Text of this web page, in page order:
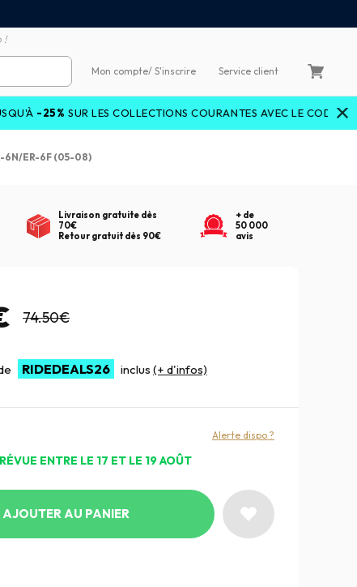
!
Mon compte/ S'inscrire Service client
SUR LES COLLECTIONS COURANTES AVEC LE CODE
6N/ER-6F (05-08)
Livraison gratuite dès
70€
Retour gratuit dès 90€
+ de
50 000
avis
74.50€
RIDEDEALS26 inclus (+ d'infos)
ENTRE LE 17 ET LE 19 AOÛT
Alerte dispo ?
AJOUTER AU PANIER